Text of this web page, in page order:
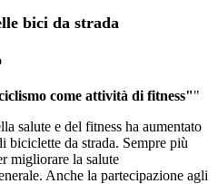
bici da strada
come attività di fitness""
salute e del fitness ha aumentato
biciclette da strada. Sempre più
migliorare la salute
Anche la partecipazione agli